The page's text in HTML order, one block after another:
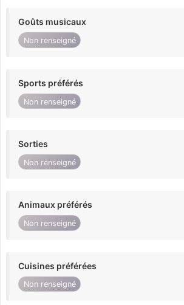
Goûts musicaux
Non renseigné
Sports préférés
Non renseigné
Sorties
Non renseigné
Animaux préférés
Non renseigné
Cuisines préférées
Non renseigné